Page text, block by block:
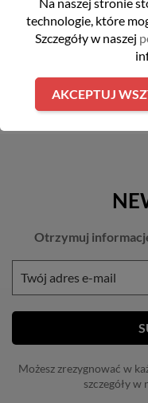
DO KOSZYKA
Otrzymuj
Możesz zrezygnować w
szczegóły
technologie, które
Szczegóły w naszej
AKCEPTUJ